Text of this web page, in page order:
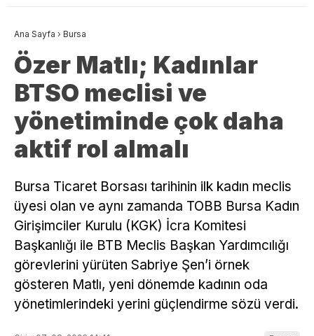
Ana Sayfa › Bursa
Özer Matlı; Kadınlar
BTSO meclisi ve
yönetiminde çok daha
aktif rol almalı
Bursa Ticaret Borsası tarihinin ilk kadın meclis
üyesi olan ve aynı zamanda TOBB Bursa Kadın
Girişimciler Kurulu (KGK) İcra Komitesi
Başkanlığı ile BTB Meclis Başkan Yardımcılığı
görevlerini yürüten Sabriye Şen’i örnek
gösteren Matlı, yeni dönemde kadının oda
yönetimlerindeki yerini güçlendirme sözü verdi.